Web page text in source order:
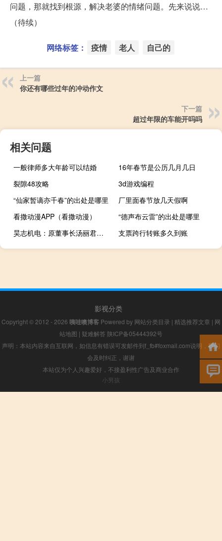
问题，那就找到根源，解决老婆的情绪问题。先来说说…
（待续）
网络标签： 疫情 老人 自己的
上一篇
你还有哪些过年的冲动作文
下一篇
超过年限的车能开吗吗
相关问题
一般律师多大年龄可以结婚
16年春节是公历几月几日
裂隙48攻略
3d游戏编程
“仙家暂谪亦千春”的出处是哪里
厂里面春节放几天假啊
看撒动漫APP（看撒动漫）
“德声布云雷”的出处是哪里
昊志机电：原董事长汤丽君因内幕交易收到《行政处罚决定书》
支票跨行转账多久到账
影视分类
Copyright © 2012 - 2026 咦哇噢博客 Powered by 网站分类目录 | 精选推荐文章 | 网
站地图 | 疑难解答 陕ICP备05444392号
声明：本站内容来自互联网，如信息有错误可发邮件到f_fb#foxmail.com说明，我们
会及时纠正，谢谢
本站仅为个人兴趣爱好，不接盈利性广告及商业合作
小男孩